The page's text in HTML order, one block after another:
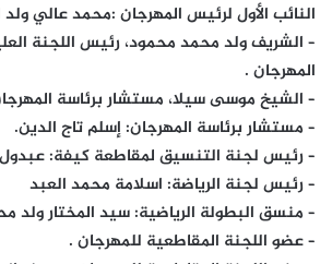
النائب الأول لرئيس المهرجان :محمد عالي ولد
– الشريف ولد محمد محمود، رئيس اللجنة
المهرجان .
– الشيخ موسى سيلا، مستشار برئاسة
– مستشار برئاسة المهرجان: إسلم تاج الدين.
– رئيس لجنة التنسيق لمقاطعة كيفة:
– رئيس لجنة الرياضة: اسلامة محمد العبد
– منسق البطولة الرياضية: سيد المختار ولد
– عضو اللجنة المقاطعية للمهرجان .